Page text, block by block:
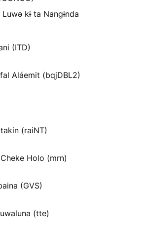
Luwə kɨ ta Nangɨnda
(ITD)
Aláemit (bqjDBL2)
(raiNT)
Holo (mrn)
(GVS)
(tte)